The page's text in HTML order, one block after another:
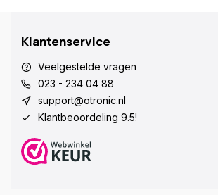
Klantenservice
Veelgestelde vragen
023 - 234 04 88
support@otronic.nl
Klantbeoordeling 9.5!